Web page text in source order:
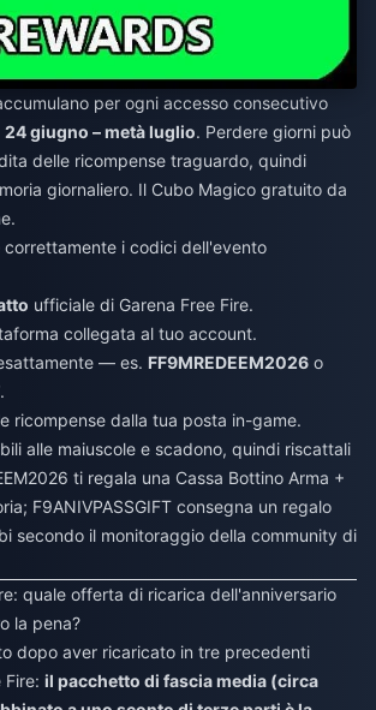
per ogni accesso consecutivo
24 giugno – metà luglio. Perdere giorni può
delle ricompense traguardo, quindi
giornaliero. Il Cubo Magico gratuito da
correttamente i codici dell'evento
ufficiale di Garena Free Fire.
collegata al tuo account.
— es. FF9MREDEEM2026 o
.
ricompense dalla tua posta in-game.
alle maiuscole e scadono, quindi riscattali
ti regala una Cassa Bottino Arma +
F9ANIVPASSGIFT consegna un regalo
secondo il monitoraggio della community di
quale offerta di ricarica dell'anniversario
la pena?
dopo aver ricaricato in tre precedenti
Fire: il pacchetto di fascia media (circa